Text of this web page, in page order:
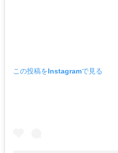
この投稿をInstagramで見る